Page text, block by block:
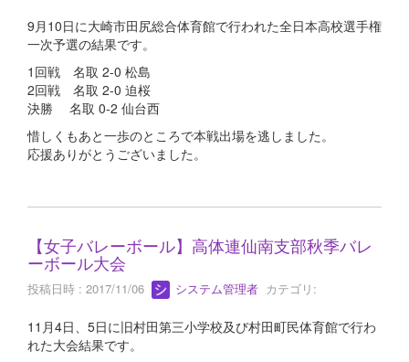
9月10日に大崎市田尻総合体育館で行われた全日本高校選手権
一次予選の結果です。
1回戦 名取 2-0 松島
2回戦 名取 2-0 迫桜
決勝 名取 0-2 仙台西
惜しくもあと一歩のところで本戦出場を逃しました。
応援ありがとうございました。
【女子バレーボール】高体連仙南支部秋季バレ
ーボール大会
投稿日時 : 2017/11/06 システム管理者 カテゴリ:
11月4日、5日に旧村田第三小学校及び村田町民体育館で行わ
れた大会結果です。